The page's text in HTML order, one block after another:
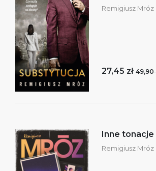
Remigiusz Mróz
27,45 zł 49,90
Inne
Remigiusz Mróz